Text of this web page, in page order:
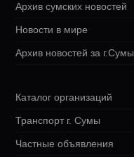
Архив сумских новостей
Новости в мире
Архив новостей за г.Сумы
Каталог организаций
Транспорт г. Сумы
Частные объявления